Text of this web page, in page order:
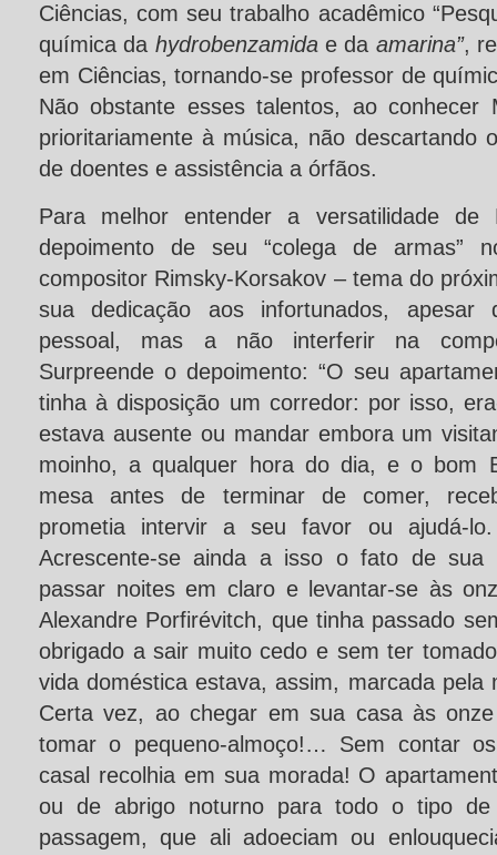
Ciências, com seu trabalho acadêmico
química da hydrobenzamida e da amarina”,
em Ciências, tornando-se professor de
Não obstante esses talentos, ao conhecer
prioritariamente à música, não descartando
de doentes e assistência a órfãos.
Para melhor entender a versatilidade de
depoimento de seu “colega de armas”
compositor Rimsky-Korsakov – tema do
sua dedicação aos infortunados, apesar
pessoal, mas a não interferir na
Surpreende o depoimento: “O seu
tinha à disposição um corredor: por isso,
estava ausente ou mandar embora um
moinho, a qualquer hora do dia, e o bom
mesa antes de terminar de comer,
prometia intervir a seu favor ou ajudá-
Acrescente-se ainda a isso o fato de sua
passar noites em claro e levantar-se às
Alexandre Porfirévitch, que tinha passado
obrigado a sair muito cedo e sem ter
vida doméstica estava, assim, marcada pela
Certa vez, ao chegar em sua casa às
tomar o pequeno-almoço!… Sem contar
casal recolhia em sua morada! O
ou de abrigo noturno para todo o tipo
passagem, que ali adoeciam ou